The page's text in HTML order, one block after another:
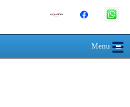
Menu≡
☰